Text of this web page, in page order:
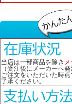
当店は一部商品を除き
（受注後にメーカーへ発
ご注文をいただいた時
了承ください。